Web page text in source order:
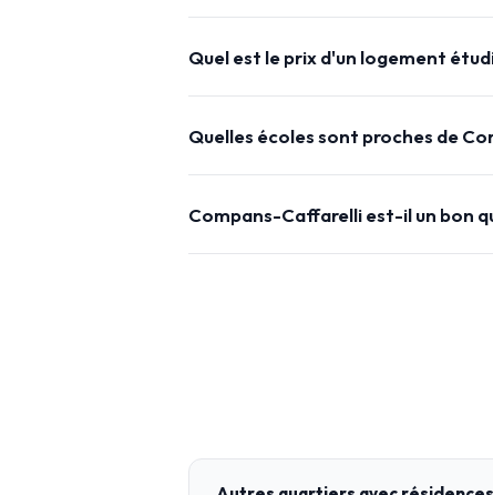
Quel est le prix d'un logement
Quelles écoles sont proches de
Compans-Caffarelli est-il un bon